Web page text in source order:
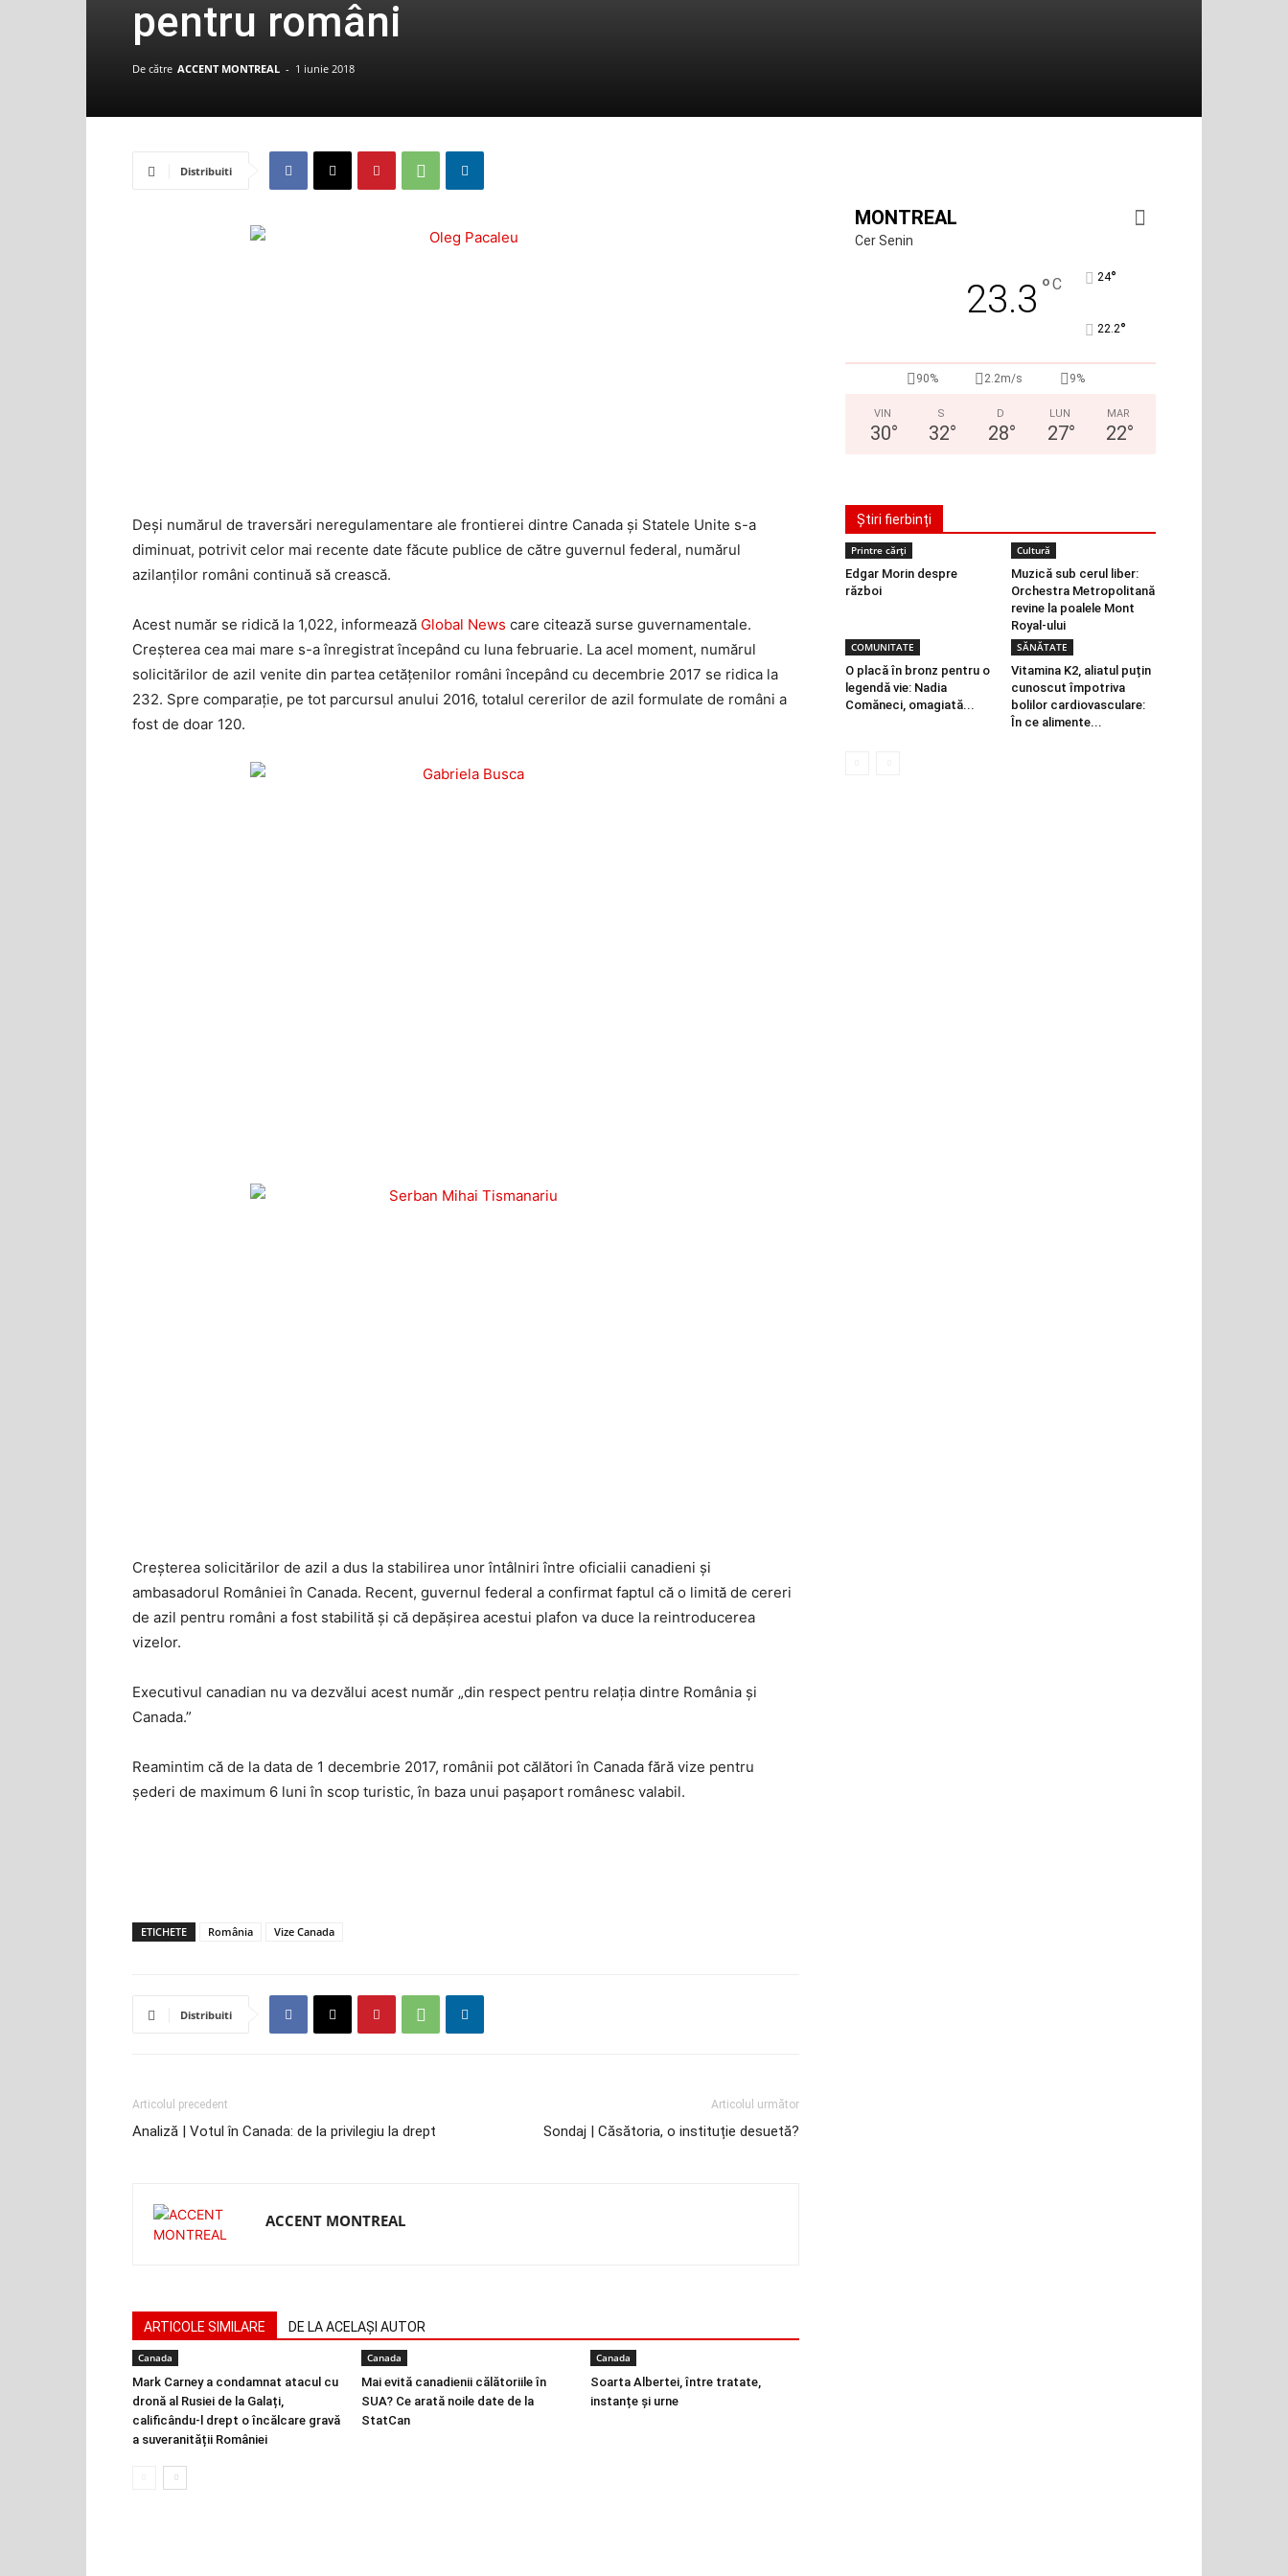
pentru români
De către ACCENT MONTREAL - 1 iunie 2018
Distribuiti
Deși numărul de traversări neregulamentare ale frontierei dintre Canada și Statele Unite s-a
diminuat, potrivit celor mai recente date făcute publice de către guvernul federal, numărul
azilanților români continuă să crească.
Acest număr se ridică la 1,022, informează Global News care citează surse guvernamentale.
Creșterea cea mai mare s-a înregistrat începând cu luna februarie. La acel moment, numărul
solicitărilor de azil venite din partea cetăţenilor români începând cu decembrie 2017 se ridica la
232. Spre comparație, pe tot parcursul anului 2016, totalul cererilor de azil formulate de români a
fost de doar 120.
Creșterea solicitărilor de azil a dus la stabilirea unor întâlniri între oficialii canadieni și
ambasadorul României în Canada. Recent, guvernul federal a confirmat faptul că o limită de cereri
de azil pentru români a fost stabilită și că depășirea acestui plafon va duce la reintroducerea
vizelor.
Executivul canadian nu va dezvălui acest număr „din respect pentru relația dintre România și
Canada.”
Reamintim că de la data de 1 decembrie 2017, românii pot călători în Canada fără vize pentru
şederi de maximum 6 luni în scop turistic, în baza unui paşaport românesc valabil.
ETICHETE România Vize Canada
Distribuiti
Articolul precedent
Analiză | Votul în Canada: de la privilegiu la drept
Articolul următor
Sondaj | Căsătoria, o instituție desuetă?
ACCENT MONTREAL
ARTICOLE SIMILARE DE LA ACELAȘI AUTOR
Canada
Mark Carney a condamnat atacul cu
dronă al Rusiei de la Galați,
calificându-l drept o încălcare gravă
a suveranității României
Canada
Mai evită canadienii călătoriile în
SUA? Ce arată noile date de la
StatCan
Canada
Soarta Albertei, între tratate,
instanțe și urne
MONTREAL
Cer Senin
23.3 °C 24°
22.2°
90% 2.2m/s 9%
VIN
30°
S
32°
D
28°
LUN
27°
MAR
22°
Știri fierbinți
Printre cărți
Edgar Morin despre
război
Cultură
Muzică sub cerul liber:
Orchestra Metropolitană
revine la poalele Mont
Royal-ului
COMUNITATE
O placă în bronz pentru o
legendă vie: Nadia
Comăneci, omagiată...
SĂNĂTATE
Vitamina K2, aliatul puțin
cunoscut împotriva
bolilor cardiovasculare:
În ce alimente...